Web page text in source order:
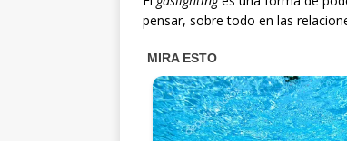
pensar, sobre todo en las